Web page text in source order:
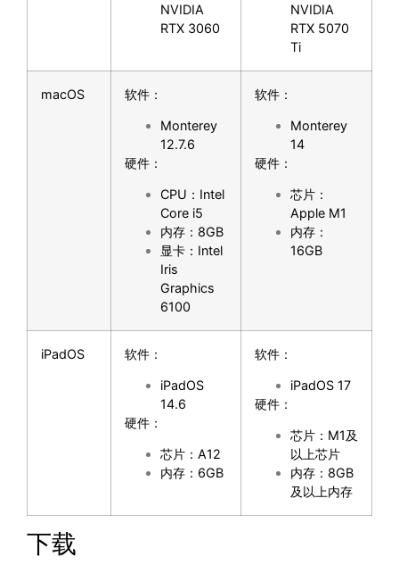
NVIDIA
RTX 3060
NVIDIA
RTX 5070
Ti
macOS 软件：
Monterey
12.7.6
硬件：
CPU：Intel
Core i5
内存：8GB
显卡：Intel
Iris
Graphics
6100
软件：
Monterey
14
硬件：
芯片：
Apple M1
内存：
16GB
iPadOS 软件：
iPadOS
14.6
硬件：
芯片：A12
内存：6GB
软件：
iPadOS 17
硬件：
芯片：M1及
以上芯片
内存：8GB
及以上内存
下载